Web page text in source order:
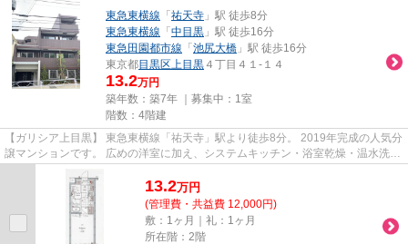
東急東横線 「 祐天寺 」駅 徒歩8分
東急東横線 「 中目黒 」駅 徒歩16分
東急田園都市線 「 池尻大橋 」駅 徒歩16分
東京都目黒区上目黒 ４丁目４１-１４
13.2万円
築年数：築7年 ｜募集中： 1室
階数：4階建
【ガリシア上目黒】 東急東横線「祐天寺」駅より徒歩8分。 2019年完成の人気分
譲マンションです。 広めの洋室に加え、システムキッチン・浴室乾燥・温水洗浄
便座など充実の設備。 オー...
13.2万円
(管理費・共益費 12,000円)
敷：1ヶ月｜礼：1ヶ月
所在階：2階